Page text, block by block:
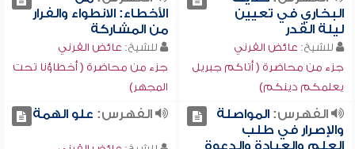
البخاري في تعيين
ليلة القدر
للشيخ: عائض القرني
جزء من محاضرة ( أتاكم جبريل
يعلمكم دينكم)
الأخطاء: الانطواء والفرار
من المشاركة
للشيخ: عائض القرني
جزء من محاضرة ( أخطاؤنا تحت
المجهر)
الفهرس:المواصلة
والإصرار في طلب
العلم والعبادة والدعوة
الفهرس: علو الهمة